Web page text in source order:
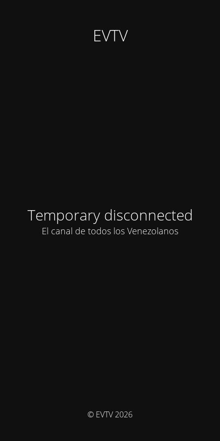
EVTV
Temporary disconnected
El canal de todos los Venezolanos
© EVTV 2026